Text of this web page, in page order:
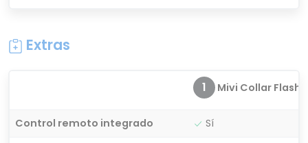
Extras
1 Mivi Collar Flash
Control remoto integrado
Sí